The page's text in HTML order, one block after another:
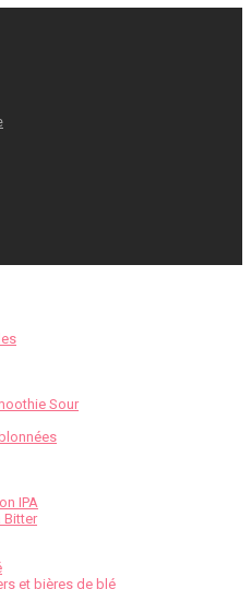
Sour
IPA
Bitter
et bières de blé